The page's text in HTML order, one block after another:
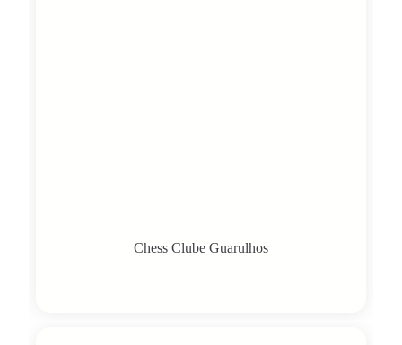
Chess Clube Guarulhos